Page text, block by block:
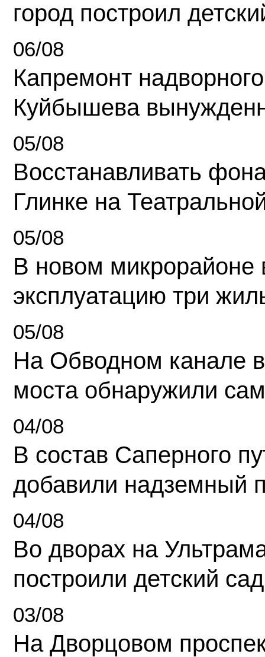
город построил
06/08
Капремонт
Куйбышева
05/08
Восстанавливать
Глинке на
05/08
В новом микрорайоне
эксплуатацию три
05/08
На Обводном канале
моста обнаружили
04/08
В состав Саперного
добавили надземный
04/08
Во дворах на
построили детский сад
03/08
На Дворцовом